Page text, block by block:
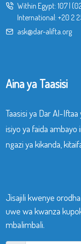
Within Egypt: 107|
International: +20 2
ask@dar-alifta.org
Aina ya Taasisi
Taasisi ya Dar Al-Iftaa
isiyo ya faida
ngazi ya kikanda,
Jisajili kwenye
uwe wa kwanza
mbalimbali.